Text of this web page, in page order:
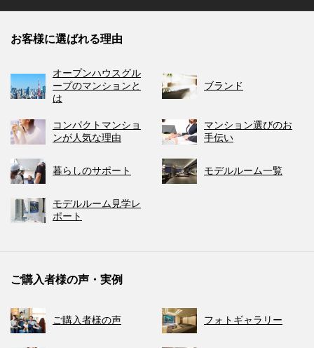
お客様に選ばれる理由
オープンハウスグル
ープのマンションと
は
ブランド
コンパクトマンショ
ンが人気な理由
マンション選びのお
手伝い
暮らしのサポート モデルルーム一覧
モデルルーム見学レ
ポート
ご購入者様の声・実例
ご購入者様の声 フォトギャラリー